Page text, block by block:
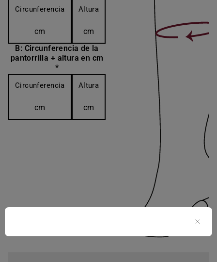
Circunferencia
cm
Altura
cm
B: Circunferencia de la
pantorrilla + altura en cm
*
Circunferencia
cm
Altura
cm